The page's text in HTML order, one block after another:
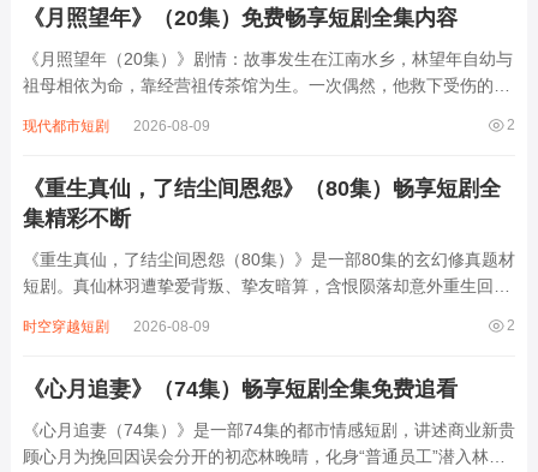
《月照望年》（20集）免费畅享短剧全集内容
《月照望年（20集）》剧情：故事发生在江南水乡，林望年自幼与
祖母相依为命，靠经营祖传茶馆为生。一次偶然，他救下受伤的神
方势力觊觎。随着真相浮出，林望年发现苏月竟是二十年前被灭门
2
现代都市短剧 2026-08-09
《重生真仙，了结尘间恩怨》（80集）畅享短剧全
集精彩不断
《重生真仙，了结尘间恩怨（80集）》是一部80集的玄幻修真题材
短剧。真仙林羽遭挚爱背叛、挚友暗算，含恨陨落却意外重生回少
世功法、炼稀世丹药、收神兽为宠。在复仇路上，他揭开前世阴谋
2
时空穿越短剧 2026-08-09
《心月追妻》（74集）畅享短剧全集免费追看
《心月追妻（74集）》是一部74集的都市情感短剧，讲述商业新贵
顾心月为挽回因误会分开的初恋林晚晴，化身“普通员工”潜入林晚